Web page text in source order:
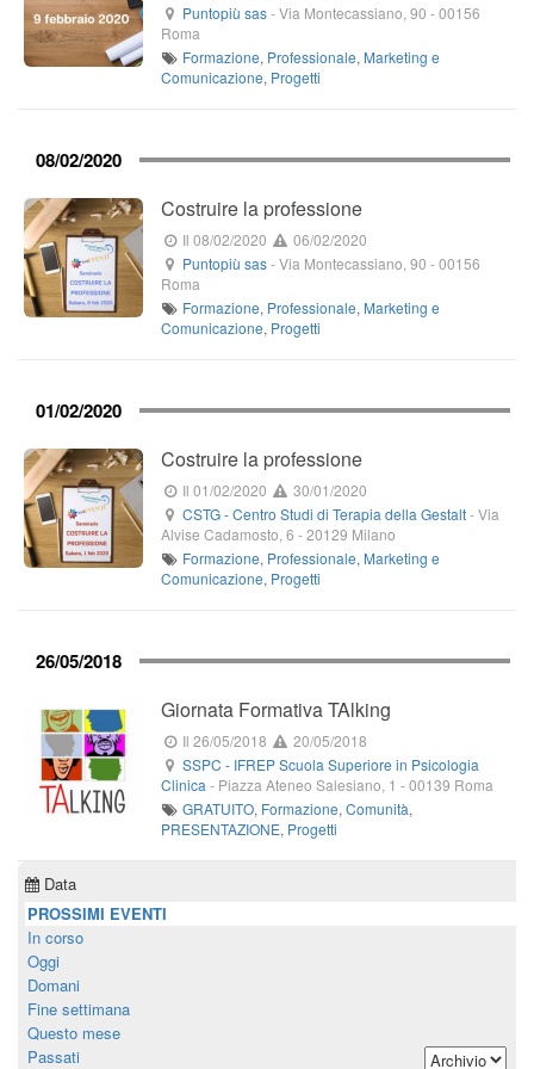
Puntopiù sas-Via Montecassiano, 90 -00156
Roma
Formazione, Professionale, Marketing e
Comunicazione, Progetti
08/02/2020
Costruire la professione
Il 08/02/2020
06/02/2020
Puntopiù sas-Via Montecassiano, 90 -00156
Roma
Formazione, Professionale, Marketing e
Comunicazione, Progetti
01/02/2020
Costruire la professione
Il 01/02/2020
30/01/2020
CSTG - Centro Studi di Terapia della Gestalt-Via
Alvise Cadamosto, 6 -20129 Milano
Formazione, Professionale, Marketing e
Comunicazione, Progetti
26/05/2018
Giornata Formativa TAlking
Il 26/05/2018
20/05/2018
SSPC - IFREP Scuola Superiore in Psicologia
Clinica - Piazza Ateneo Salesiano, 1 -00139 Roma
GRATUITO, Formazione,Comunità,
PRESENTAZIONE, Progetti
Data
PROSSIMI EVENTI
In corso
Oggi
Domani
Fine settimana
Questo mese
Passati